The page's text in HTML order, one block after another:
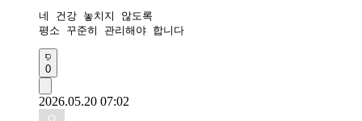
네 건강 놓치지 않도록
평소 꾸준히 관리해야 합니다
0
2026.05.20 07:02